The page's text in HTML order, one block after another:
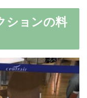
ションの料